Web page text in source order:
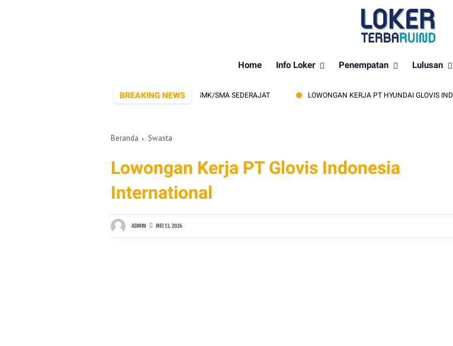
Home Info Loker Penempatan Lulusan
BREAKING NEWS
SERING BUKA LOWONGAN KERJA BUAT LULUSAN SMK/SMA SEDERAJAT LOWONGAN KERJA PT HYUNDAI GLOVIS INDONESIA
Beranda Swasta
Lowongan Kerja PT Glovis Indonesia
International
ADMIN MEI 13, 2026